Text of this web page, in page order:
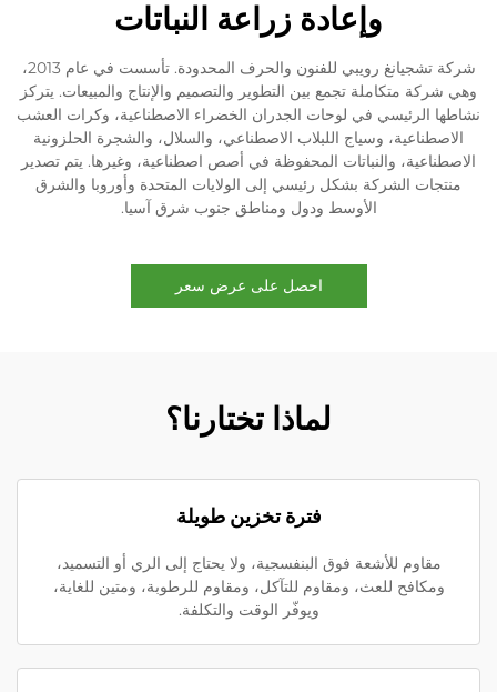
تنزيل
الاتصال
وإعادة زراعة النباتات
شركة تشجيانغ رويبي للفنون والحرف المحدودة. تأسست في عام 2013،
وهي شركة متكاملة تجمع بين التطوير والتصميم والإنتاج والمبيعات. يتركز
نشاطها الرئيسي في لوحات الجدران الخضراء الاصطناعية، وكرات العشب
الاصطناعية، وسياج اللبلاب الاصطناعي، والسلال، والشجرة الحلزونية
الاصطناعية، والنباتات المحفوظة في أصص اصطناعية، وغيرها. يتم تصدير
منتجات الشركة بشكل رئيسي إلى الولايات المتحدة وأوروبا والشرق
الأوسط ودول ومناطق جنوب شرق آسيا.
احصل على عرض سعر
لماذا تختارنا؟
فترة تخزين طويلة
مقاوم للأشعة فوق البنفسجية، ولا يحتاج إلى الري أو التسميد،
ومكافح للعث، ومقاوم للتآكل، ومقاوم للرطوبة، ومتين للغاية،
ويوفّر الوقت والتكلفة.